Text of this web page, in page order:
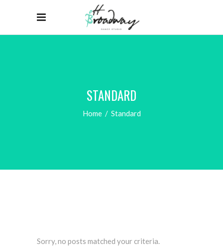
STANDARD
Home/ Standard
Sorry, no posts matched your criteria.